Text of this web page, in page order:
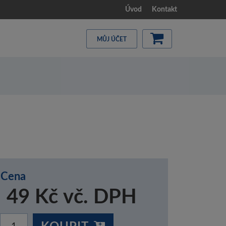
Úvod Kontakt
MŮJ ÚČET
Cena
49 Kč vč. DPH